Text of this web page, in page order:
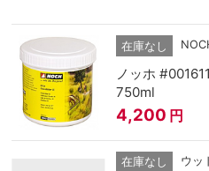
在庫なし
ノッホ
750ml
4,200 円
在庫なし ウッ